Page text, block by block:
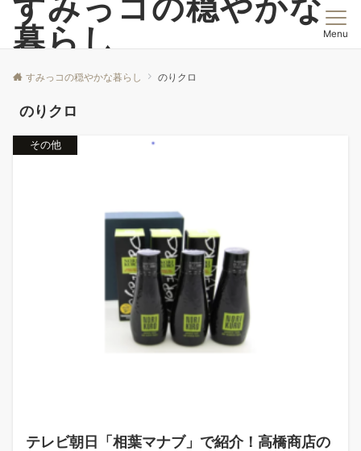
暮らし
Menu
すみっコの穏やかな暮らし のりクロ
のりクロ
その他
テレビ朝日「相葉マナブ」で紹介！高橋商店の